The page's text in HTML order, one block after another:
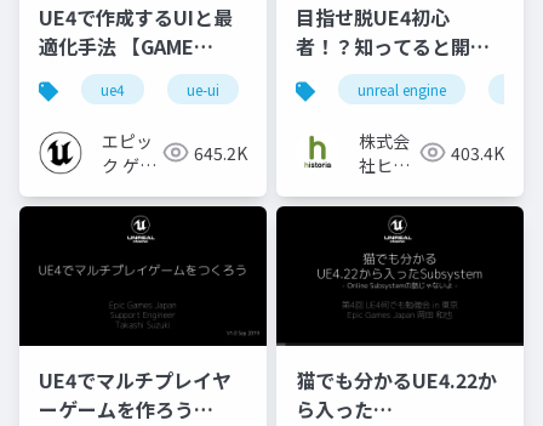
UE4で作成するUIと最
適化手法 【GAME
CREATORS
CONFERENCE '20】
ue4 ue-ui ue-optimize
エピッ
ク ゲー
ャパン
645.2K
目指せ脱UE4初心
者！？知ってると開発
が楽になる便利機能を
紹介 - DataAsset,
Subsystem,
GameplayAbility編 -
unreal engine
株式会
社ヒス
403.4K
UE4でマルチプレイヤ
ーゲームを作ろう
猫でも分かるUE4.22か
ら入った